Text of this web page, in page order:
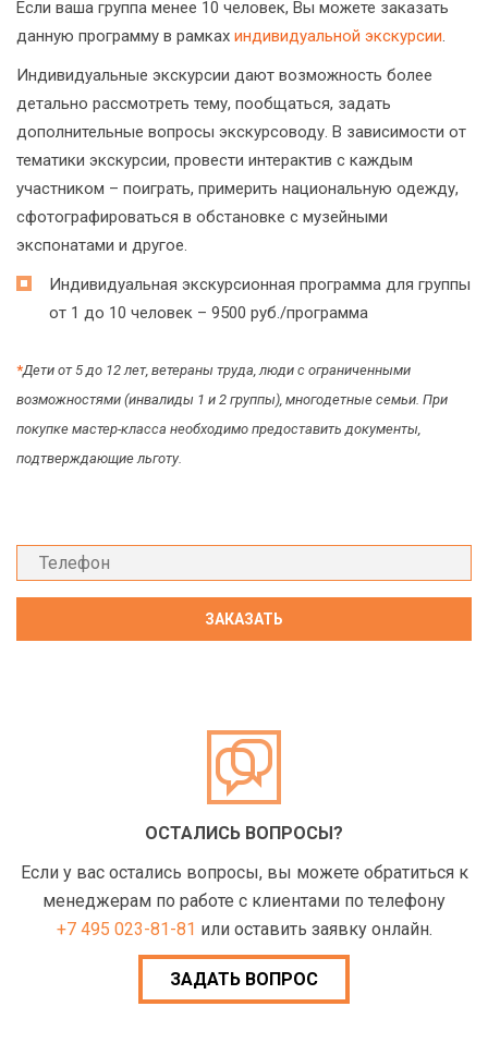
Если ваша группа менее 10 человек, Вы можете заказать
данную программу в рамках индивидуальной экскурсии.
Индивидуальные экскурсии дают возможность более
детально рассмотреть тему, пообщаться, задать
дополнительные вопросы экскурсоводу. В зависимости от
тематики экскурсии, провести интерактив с каждым
участником – поиграть, примерить национальную одежду,
сфотографироваться в обстановке с музейными
экспонатами и другое.
Индивидуальная экскурсионная программа для группы
от 1 до 10 человек – 9500 руб./программа
*Дети от 5 до 12 лет, ветераны труда, люди с ограниченными
возможностями (инвалиды 1 и 2 группы), многодетные семьи. При
покупке мастер-класса необходимо предоставить документы,
подтверждающие льготу.
ОСТАЛИСЬ ВОПРОСЫ?
Если у вас остались вопросы, вы можете обратиться к
менеджерам по работе с клиентами по телефону
+7 495 023-81-81 или оставить заявку онлайн.
ЗАДАТЬ ВОПРОС